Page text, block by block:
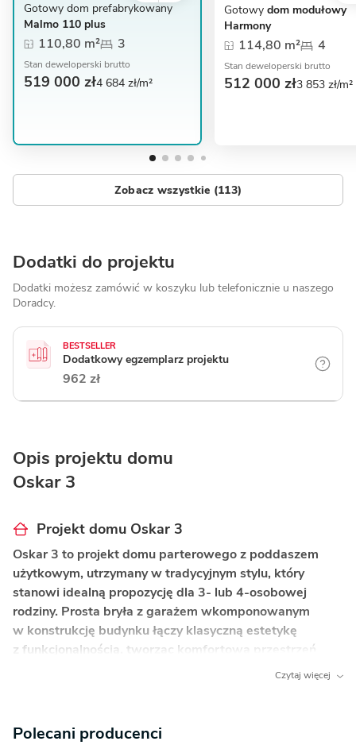
Gotowy dom prefabrykowany
Malmo 110 plus
110,80 m² 3
Stan deweloperski brutto
519 000 zł4 684 zł/m²
Gotowy dom modułowy
Harmony
114,80 m² 4
Stan deweloperski brutto
512 000 zł3 853 zł/m²
Zobacz wszystkie (113)
Dodatki do projektu
Dodatki możesz zamówić w koszyku lub telefonicznie u naszego
Doradcy.
BESTSELLER
Dodatkowy egzemplarz projektu
962 zł
Opis projektu domu
Oskar 3
Projekt domu Oskar 3
Oskar 3 to projekt domu parterowego z poddaszem
użytkowym, utrzymany w tradycyjnym stylu, który
stanowi idealną propozycję dla 3- lub 4-osobowej
rodziny. Prosta bryła z garażem wkomponowanym
w konstrukcję budynku łączy klasyczną estetykę
z funkcjonalnością, tworząc komfortową przestrzeń
Czytelny podział na strefy funkcjonalne
Czytaj więcej
Polecani producenci